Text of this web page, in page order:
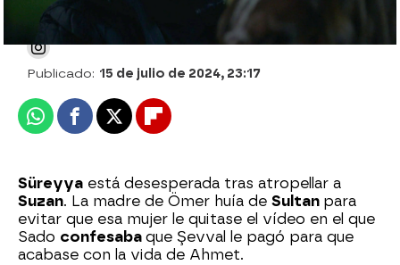
Julia Zapata López
Publicado: 15 de julio de 2024, 23:17
WhatsappFacebook
X Flipboard
Süreyya está desesperada tras atropellar a
Suzan. La madre de Ömer huía de Sultan para
evitar que esa mujer le quitase el vídeo en el que
Sado confesaba que Şevval le pagó para que
acabase con la vida de Ahmet.